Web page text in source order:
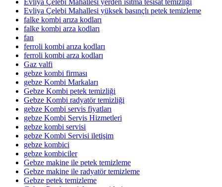
Evliya Çelebi Mahallesi yüksek basınçlı petek temizleme
falke kombi arıza kodları
falke kombi arza kodları
fan
ferroli kombi arıza kodları
ferroli kombi arza kodları
Gaz valfi
gebze kombi firması
gebze Kombi Markaları
Gebze Kombi petek temizliği
Gebze Kombi radyatör temizliği
gebze Kombi servis fiyatları
gebze Kombi Servis Hizmetleri
gebze kombi servisi
gebze Kombi Servisi iletişim
gebze kombici
gebze kombiciler
Gebze makine ile petek temizleme
Gebze makine ile radyatör temizleme
Gebze petek temizleme